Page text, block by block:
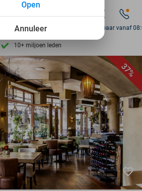
9,4 op basis van206.115 reviews
Ontdek 15.000+ deals
7 dagen per week beschikbaar
10+ miljoen leden
Bereikbaar vanaf
37%
favorite_border
Annuleer
Open